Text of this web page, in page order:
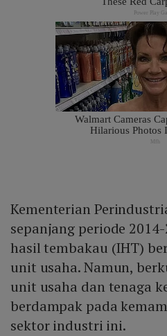
Kementerian
sepanjang periode
hasil tembakau (IHT)
unit usaha. Namun,
unit usaha dan tenaga
berdampak pada
sektor industri ini.